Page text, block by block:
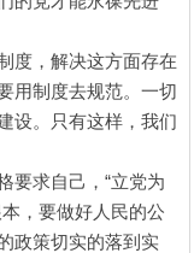
，解决这方面存在
用制度去规范。一切
设。只有这样，我们
求自己，“立党为
，要做好人民的公
政策切实的落到实